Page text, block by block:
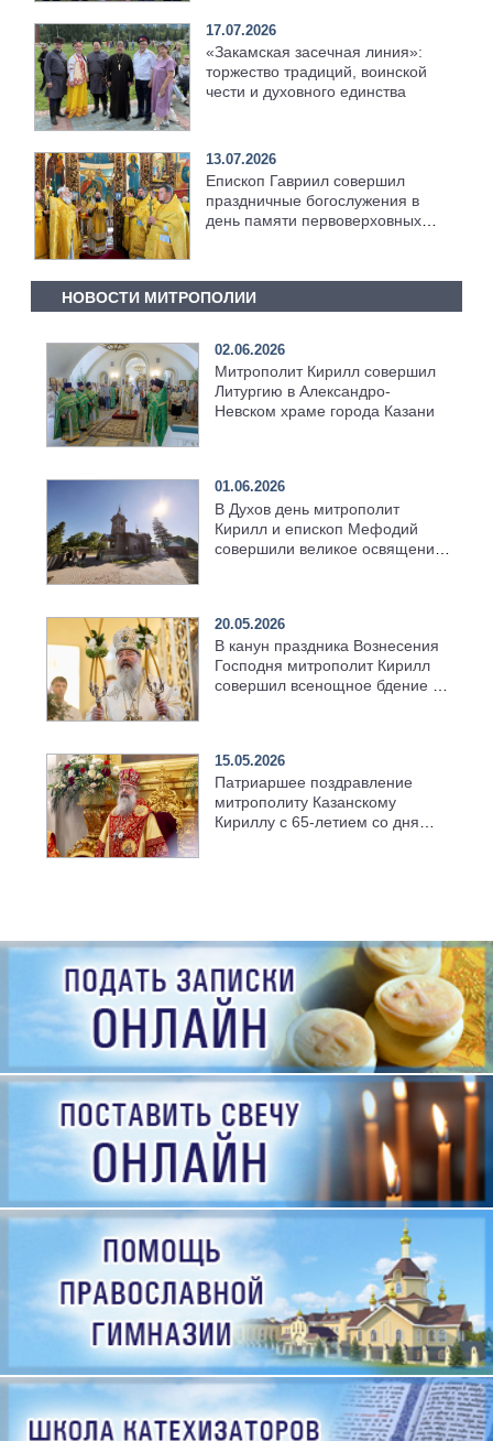
17.07.2026
«Закамская засечная линия»:
торжество традиций, воинской
чести и духовного единства
13.07.2026
Епископ Гавриил совершил
праздничные богослужения в
день памяти первоверховных
НОВОСТИ МИТРОПОЛИИ
02.06.2026
Митрополит Кирилл совершил
Литургию в Александро-
Невском храме города Казани
01.06.2026
В Духов день митрополит
Кирилл и епископ Мефодий
совершили великое освящение
20.05.2026
В канун праздника Вознесения
Господня митрополит Кирилл
совершил всенощное бдение в
15.05.2026
Патриаршее поздравление
митрополиту Казанскому
Кириллу с 65-летием со дня